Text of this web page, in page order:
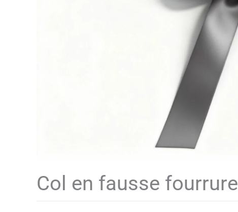
Col en fausse fourrure